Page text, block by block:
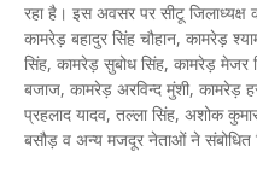
रहा है। इस अवसर पर सीटू
कामरेड़ बहादुर सिंह चौहान, कामरेड़
सिंह, कामरेड़ सुबोध सिंह, कामरेड़ मेजर
बजाज, कामरेड़ अरविन्द मुंशी, कामरेड़
प्रहलाद यादव, तल्ला सिंह, अशोक
बसौड़ व अन्य मजदूर नेताओं ने संबोधित